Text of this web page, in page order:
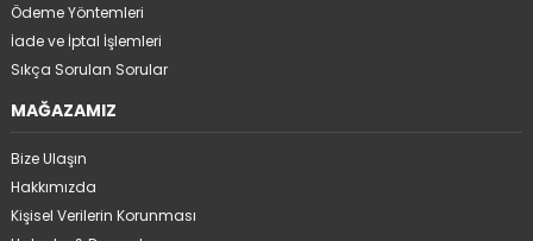
Ödeme Yöntemleri
İade ve İptal İşlemleri
Sıkça Sorulan Sorular
MAĞAZAMIZ
Bize Ulaşın
Hakkımızda
Kişisel Verilerin Korunması